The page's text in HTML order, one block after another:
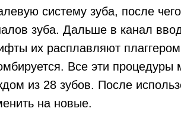
систему зуба, после
зуба. Дальше в канал
их расплавляют
Все эти процедуры
из 28 зубов. После
на новые.